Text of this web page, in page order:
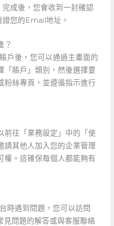
成後，您會收到一封確認
您的Email地址。
？
戶後，您可以通過主畫面的
「賬戶」類別，然後選擇要
粉絲專頁，並遵循指示進行
前往「業務設定」中的「使
請其他人加入您的企業管理
權。這確保每個人都能夠有
時遇到問題，您可以訪問
問題的解答或與客服聯絡